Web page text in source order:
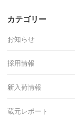
カテゴリー
お知らせ
採用情報
新入荷情報
蔵元レポート